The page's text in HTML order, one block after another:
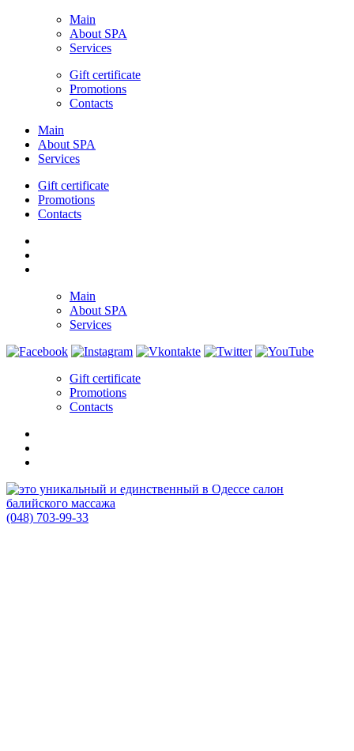
Main
About SPA
Services
Gift certificate
Promotions
Contacts
Main
About SPA
Services
Gift certificate
Promotions
Contacts
Main
About SPA
Services
Gift certificate
Promotions
Contacts
(048) 703-99-33